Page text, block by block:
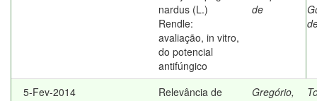
nardus (L.)
Rendle:
avaliação, in vitro,
do potencial
antifúngico
de
5-Fev-2014
Relevância de
Gregório,